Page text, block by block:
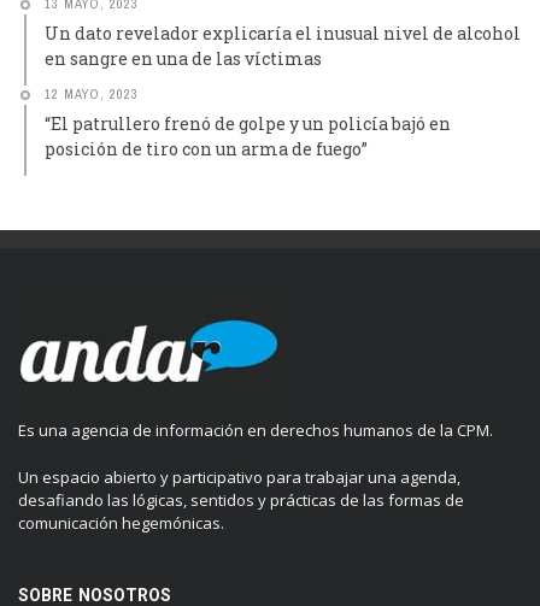
13 MAYO, 2023
Un dato revelador explicaría el inusual nivel de alcohol
en sangre en una de las víctimas
12 MAYO, 2023
“El patrullero frenó de golpe y un policía bajó en
posición de tiro con un arma de fuego”
Es una agencia de información en derechos humanos de la CPM.
Un espacio abierto y participativo para trabajar una agenda,
desafiando las lógicas, sentidos y prácticas de las formas de
comunicación hegemónicas.
SOBRE NOSOTROS